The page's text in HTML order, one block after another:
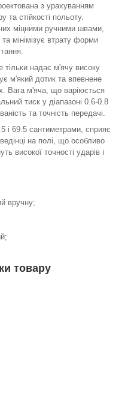
з урахуванням
та стійкості польоту.
міцними ручними швами,
мінімізує втрату форми
тільки надає м'ячу високу
м'який дотик та впевнене
Вага м'яча, що варіюється
тиск у діапазоні 0.6-0.8
та точність передачі.
і 69.5 сантиметрами, сприяє
на полі, що особливо
високої точності ударів і
вручну;
товару